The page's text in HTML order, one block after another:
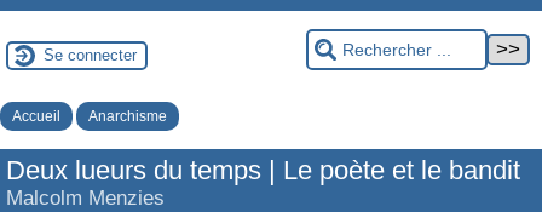
Se connecter
Accueil Anarchisme
Deux lueurs du temps | Le poète et le bandit
Malcolm Menzies